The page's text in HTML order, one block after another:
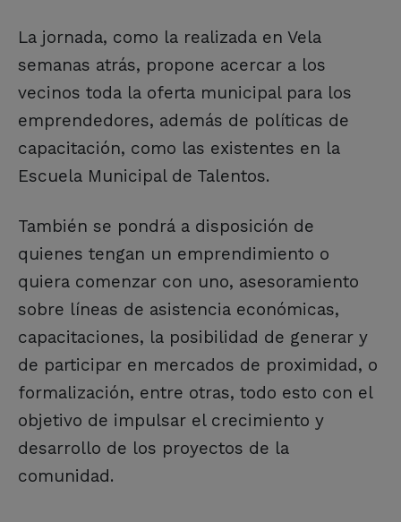
La jornada, como la realizada en Vela
semanas atrás, propone acercar a los
vecinos toda la oferta municipal para los
emprendedores, además de políticas de
capacitación, como las existentes en la
Escuela Municipal de Talentos.
También se pondrá a disposición de
quienes tengan un emprendimiento o
quiera comenzar con uno, asesoramiento
sobre líneas de asistencia económicas,
capacitaciones, la posibilidad de generar y
de participar en mercados de proximidad, o
formalización, entre otras, todo esto con el
objetivo de impulsar el crecimiento y
desarrollo de los proyectos de la
comunidad.